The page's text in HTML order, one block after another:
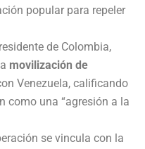
popular para repeler
de Colombia,
movilización de
Venezuela, calificando
como una “agresión a la
se vincula con la